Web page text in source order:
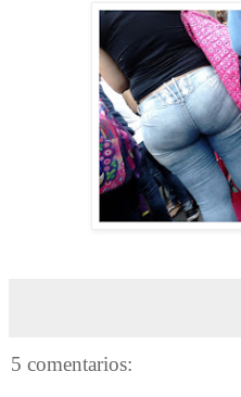
5 comentarios: